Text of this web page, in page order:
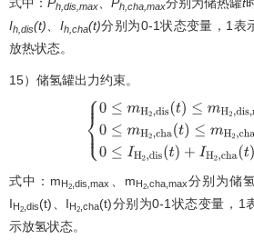
式中： Ph,dis,max、 Ph,cha,max分别为储热罐t
Ih,dis(t)、 Ih,cha(t)分别为0-1状态变量，1表
放热状态。
15）储氢罐出力约束。
{0 ≤mH 2,dis(t)≤mH 2,d is,max0
式中：m H2 ,dis,max 、m H 2,cha,max分别为储
I H 2 ,dis(t)、I H2 ,cha(t)分别为0-1状态变量，1
示放氢状态。